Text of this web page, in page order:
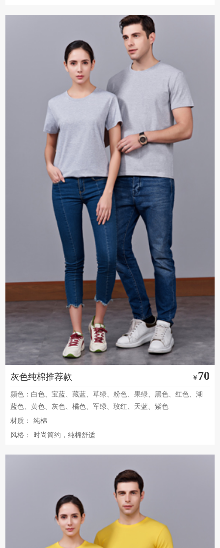
灰色纯棉推荐款 ￥ 70
颜色：白色、宝蓝、藏蓝、草绿、粉色、果绿、黑色、红色、湖
蓝色、黄色、灰色、橘色、军绿、玫红、天蓝、紫色
材质：
纯棉
风格：
时尚简约，纯棉舒适